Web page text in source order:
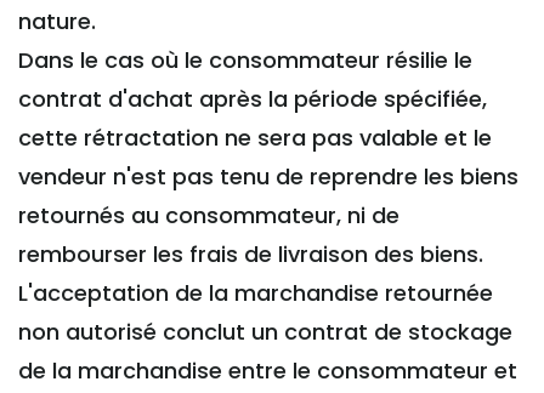
nature.
Dans le cas où le consommateur résilie le
contrat d'achat après la période spécifiée,
cette rétractation ne sera pas valable et le
vendeur n'est pas tenu de reprendre les biens
retournés au consommateur, ni de
rembourser les frais de livraison des biens.
L'acceptation de la marchandise retournée
non autorisé conclut un contrat de stockage
de la marchandise entre le consommateur et